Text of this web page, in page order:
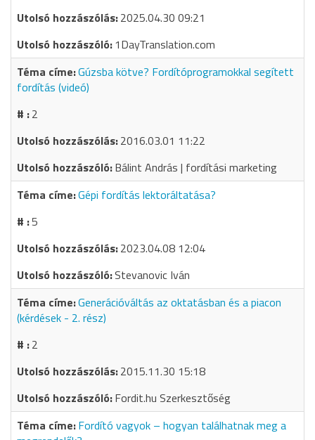
2025.04.30 09:21
1DayTranslation.com
Gúzsba kötve? Fordítóprogramokkal segített
fordítás (videó)
2
2016.03.01 11:22
Bálint András | fordítási marketing
Gépi fordítás lektoráltatása?
5
2023.04.08 12:04
Stevanovic Iván
Generációváltás az oktatásban és a piacon
(kérdések - 2. rész)
2
2015.11.30 15:18
Fordit.hu Szerkesztőség
Fordító vagyok – hogyan találhatnak meg a